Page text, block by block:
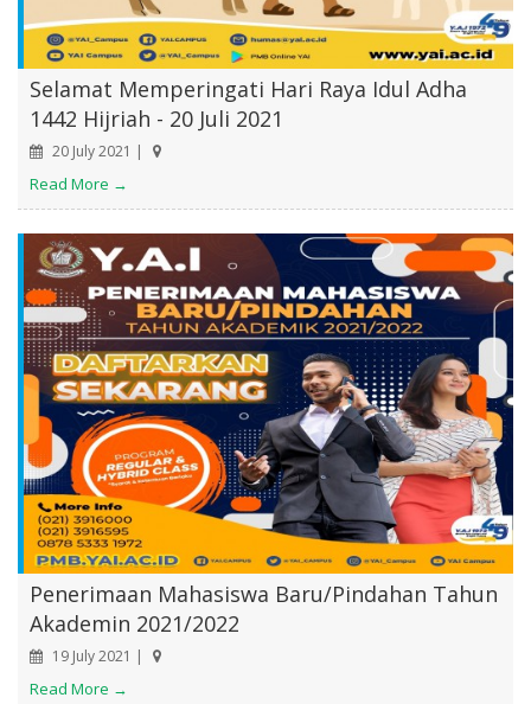
Selamat Memperingati Hari Raya Idul Adha
1442 Hijriah - 20 Juli 2021
20 July 2021 |
Read More →
Penerimaan Mahasiswa Baru/Pindahan Tahun
Akademin 2021/2022
19 July 2021 |
Read More →